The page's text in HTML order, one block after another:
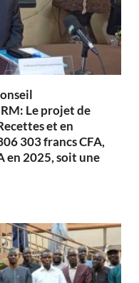
Le projet de
et en
303 francs CFA,
en 2025, soit une